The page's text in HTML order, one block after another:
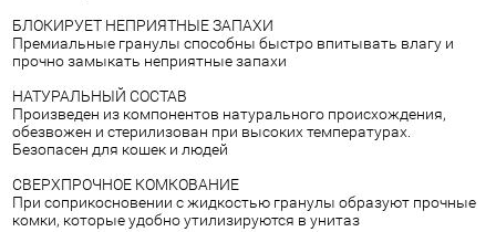
БЛОКИРУЕТ НЕПРИЯТНЫЕ ЗАПАХИ
Премиальные гранулы способны быстро впитывать влагу и
прочно замыкать неприятные запахи
НАТУРАЛЬНЫЙ СОСТАВ
Произведен из компонентов натурального происхождения,
обезвожен и стерилизован при высоких температурах.
Безопасен для кошек и людей
СВЕРХПРОЧНОЕ КОМКОВАНИЕ
При соприкосновении с жидкостью гранулы образуют прочные
комки, которые удобно утилизируются в унитаз